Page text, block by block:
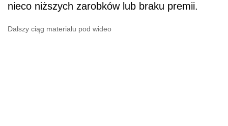
nieco niższych zarobków lub braku premii.
Dalszy ciąg materiału pod wideo